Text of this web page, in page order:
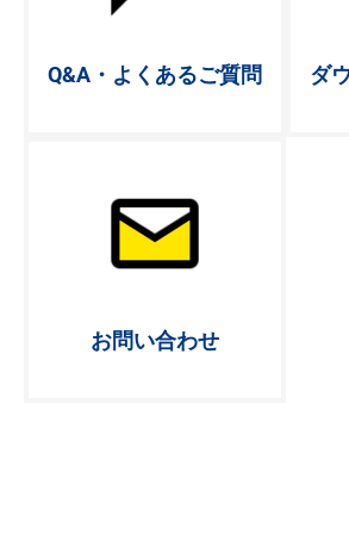
Q&A・よく あるご質問 ダ
お問い合わせ